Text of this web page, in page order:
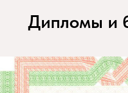
Дипломы и